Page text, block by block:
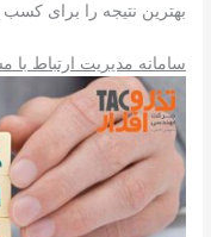
بهترین نتیجه را برای
سامانه­ مدیریت ارتباط با